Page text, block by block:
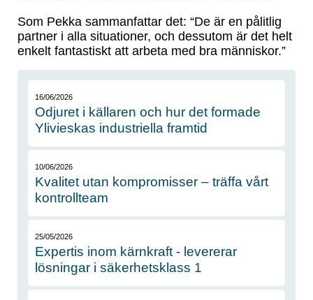
Som Pekka sammanfattar det: “De är en pålitlig
partner i alla situationer, och dessutom är det helt
enkelt fantastiskt att arbeta med bra människor.”
16/06/2026
Odjuret i källaren och hur det formade
Ylivieskas industriella framtid
10/06/2026
Kvalitet utan kompromisser – träffa vårt
kontrollteam
25/05/2026
Expertis inom kärnkraft - levererar
lösningar i säkerhetsklass 1